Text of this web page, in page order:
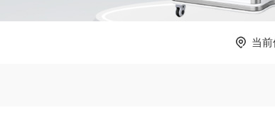
当前